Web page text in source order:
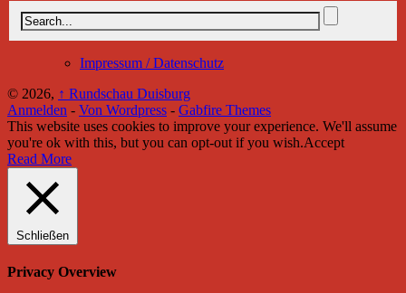
Impressum / Datenschutz
© 2026, ↑ Rundschau Duisburg
Anmelden - Von Wordpress - Gabfire Themes
This website uses cookies to improve your experience. We'll assume
you're ok with this, but you can opt-out if you wish.Accept
Read More
Schließen
Privacy Overview